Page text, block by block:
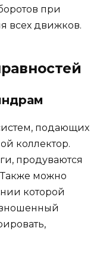
при
всех движков.
подающих
коллектор.
продуваются
можно
которой